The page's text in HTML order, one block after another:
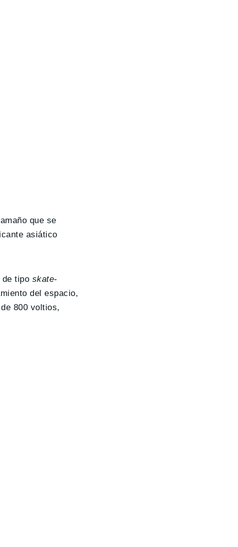
que se
asiático
de tipo skate-
del espacio,
800 voltios,